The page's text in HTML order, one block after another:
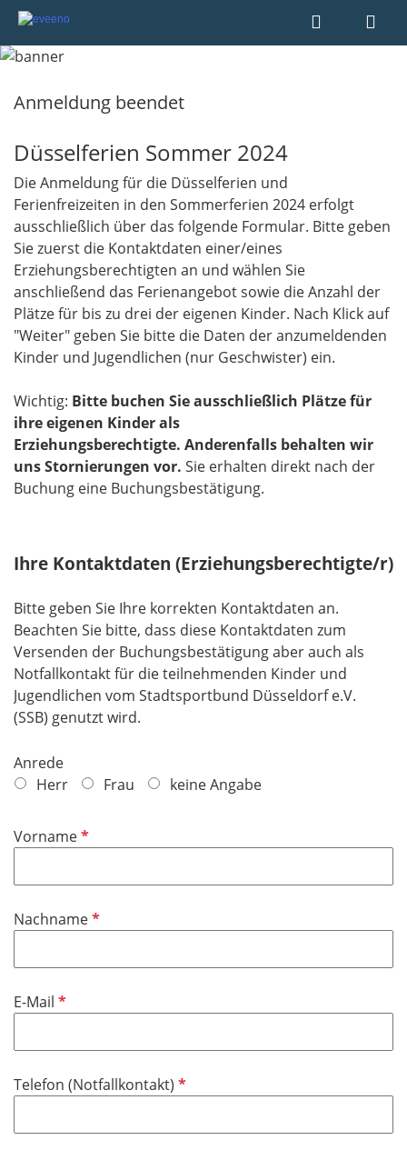
Anmeldung beendet
Düsselferien Sommer 2024
Die Anmeldung für die Düsselferien und
Ferienfreizeiten in den Sommerferien 2024 erfolgt
ausschließlich über das folgende Formular. Bitte geben
Sie zuerst die Kontaktdaten einer/eines
Erziehungsberechtigten an und wählen Sie
anschließend das Ferienangebot sowie die Anzahl der
Plätze für bis zu drei der eigenen Kinder. Nach Klick auf
"Weiter" geben Sie bitte die Daten der anzumeldenden
Kinder und Jugendlichen (nur Geschwister) ein.
Wichtig: Bitte buchen Sie ausschließlich Plätze für
ihre eigenen Kinder als
Erziehungsberechtigte. Anderenfalls behalten wir
uns Stornierungen vor. ​​​​​​​Sie erhalten direkt nach der
Buchung eine Buchungsbestätigung.
Ihre Kontaktdaten (Erziehungsberechtigte/r)
Bitte geben Sie Ihre korrekten Kontaktdaten an.
Beachten Sie bitte, dass diese Kontaktdaten zum
Versenden der Buchungsbestätigung aber auch als
Notfallkontakt für die teilnehmenden Kinder und
Jugendlichen vom Stadtsportbund Düsseldorf e.V.
(SSB) genutzt wird.
Anrede
Herr
Frau keine Angabe
VornameP
c
t
e
d
NachnameP
t
e
d
E-Mail P
c
t
Telefon (Notfallkontakt) P